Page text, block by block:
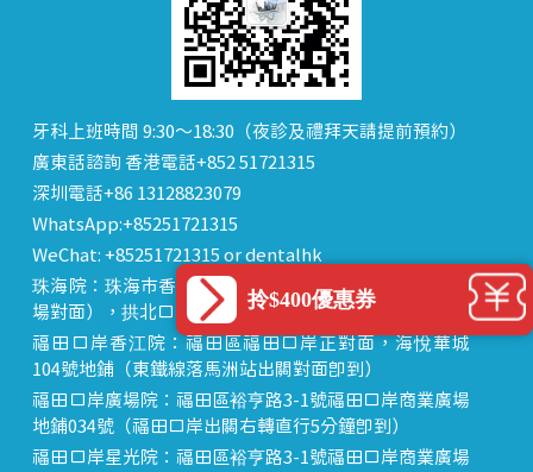
牙科上班時間 9:30～18:30（夜診及禮拜天請提前預約）
廣東話諮詢 香港電話+852 51721315
深圳電話+86 13128823079
WhatsApp:+85251721315
WeChat: +85251721315 or dentalhk
珠海院：珠海市香洲區 拱北中建商業大廈 15樓（迎賓廣
場對面），拱北口岸步行8分鐘直達
福田口岸香江院：福田區福田口岸正對面，海悅華城
104號地鋪（東鐵線落馬洲站出關對面即到）
福田口岸廣場院：福田區裕亨路3-1號福田口岸商業廣場
地鋪034號（福田口岸出關右轉直行5分鐘即到）
福田口岸星光院：福田區裕亨路3-1號福田口岸商業廣場
拎$400優惠券